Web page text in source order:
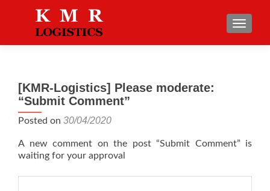
[KMR-Logistics] Please moderate:
“Submit Comment”
Posted on 30/04/2020
A new comment on the post “Submit Comment” is
waiting for your approval